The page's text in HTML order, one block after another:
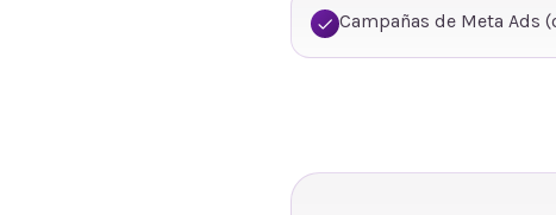
Campañas de Meta Ads